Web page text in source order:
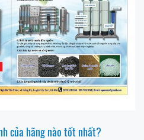
của hãng nào tốt nhất?